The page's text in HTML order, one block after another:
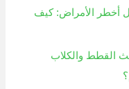
أخطر الأمراض: كيف
القطط والكلاب